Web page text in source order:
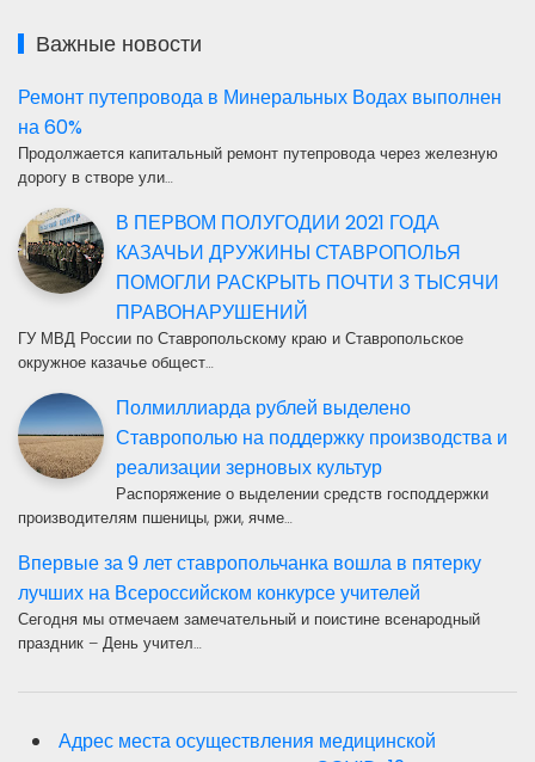
Важные новости
Ремонт путепровода в Минеральных Водах выполнен
на 60%
Продолжается капитальный ремонт путепровода через железную
дорогу в створе ули…
В ПЕРВОМ ПОЛУГОДИИ 2021 ГОДА
КАЗАЧЬИ ДРУЖИНЫ СТАВРОПОЛЬЯ
ПОМОГЛИ РАСКРЫТЬ ПОЧТИ 3 ТЫСЯЧИ
ПРАВОНАРУШЕНИЙ
ГУ МВД России по Ставропольскому краю и Ставропольское
окружное казачье общест…
Полмиллиарда рублей выделено
Ставрополью на поддержку производства и
реализации зерновых культур
Распоряжение о выделении средств господдержки
производителям пшеницы, ржи, ячме…
Впервые за 9 лет ставропольчанка вошла в пятерку
лучших на Всероссийском конкурсе учителей
Сегодня мы отмечаем замечательный и поистине всенародный
праздник – День учител…
Адрес места осуществления медицинской